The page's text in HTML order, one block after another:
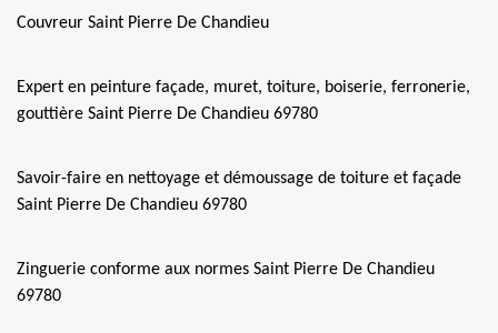
Couvreur Saint Pierre De Chandieu
Expert en peinture façade, muret, toiture, boiserie, ferronerie,
gouttière Saint Pierre De Chandieu 69780
Savoir-faire en nettoyage et démoussage de toiture et façade
Saint Pierre De Chandieu 69780
Zinguerie conforme aux normes Saint Pierre De Chandieu
69780